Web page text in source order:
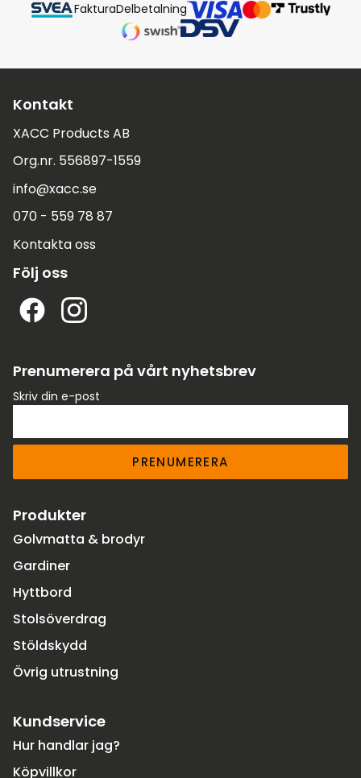
FakturaDelbetalning
Kontakt
XACC Products AB
Org.nr. 556897-1559
info@xacc.se
070 - 559 78 87
Kontakta oss
Följ oss
Prenumerera på vårt nyhetsbrev
Skriv din e-post
PRENUMERERA
Produkter
Golvmatta & brodyr
Gardiner
Hyttbord
Stolsöverdrag
Stöldskydd
Övrig utrustning
Kundservice
Hur handlar jag?
Köpvillkor